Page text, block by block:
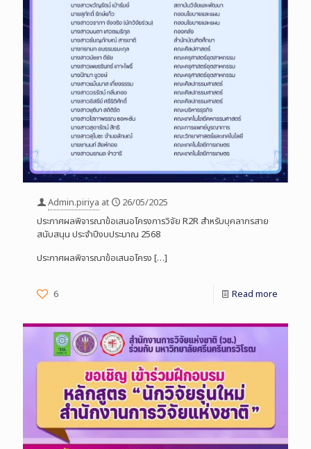
Admin.piriya at
26/05/2025
ประกาศผลพิจารณาข้อเสนอโครงการวิจัย R2R สำหรับบุคลากรสาย
สนับสนุน ประจำปีงบประมาณ 2568
ประกาศผลพิจารณาข้อเสนอโครง […]
6 Read more